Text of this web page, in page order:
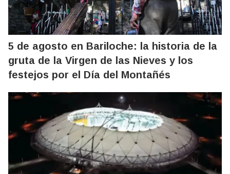
5 de agosto en Bariloche: la historia de la
gruta de la Virgen de las Nieves y los
festejos por el Día del Montañés